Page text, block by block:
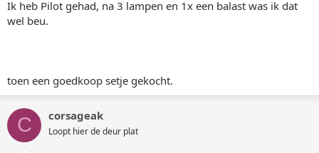
Ik heb Pilot gehad, na 3 lampen en 1x een balast was ik dat
wel beu.
toen een goedkoop setje gekocht.
C corsageak
Loopt hier de deur plat